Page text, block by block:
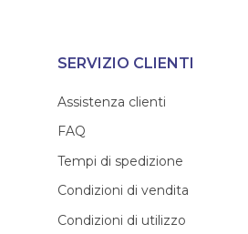
SERVIZIO CLIENTI
Assistenza clienti
FAQ
Tempi di spedizione
Condizioni di vendita
Condizioni di utilizzo